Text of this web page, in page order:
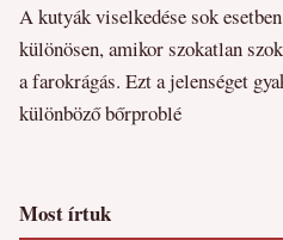
A kutyák viselkedése sok
különösen, amikor szokatlan
a farokrágás. Ezt a jelenséget
különböző bőrproblé
Most írtuk